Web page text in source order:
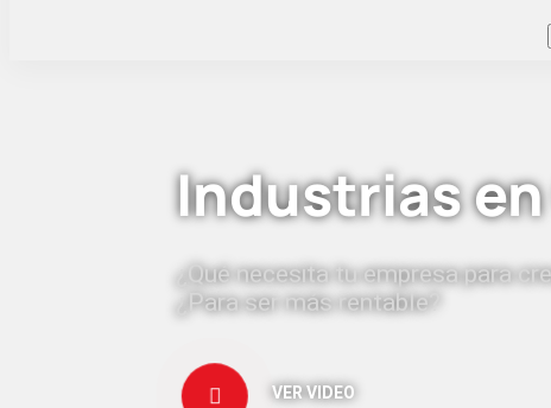
Industrias
¿Qué necesita tu empresa para
¿Para ser más rentable?
VER VIDEO